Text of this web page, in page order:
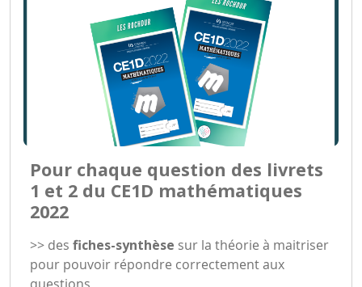
Pour chaque question des livrets
1 et 2 du CE1D mathématiques
2022
>> des fiches-synthèse sur la théorie à maitriser
pour pouvoir répondre correctement aux